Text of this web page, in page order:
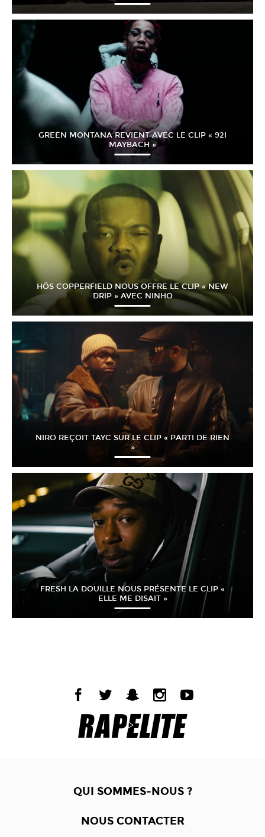
GREEN MONTANA REVIENT AVEC LE CLIP « 92I
MAYBACH »
HÖS COPPERFIELD NOUS OFFRE LE CLIP « NEW
DRIP » AVEC NINHO
NIRO REÇOIT TAYC SUR LE CLIP « PARTI DE RIEN
»
FRESH LA DOUILLE NOUS PRÉSENTE LE CLIP «
ELLE ME DISAIT »
QUI SOMMES-NOUS ?
NOUS CONTACTER